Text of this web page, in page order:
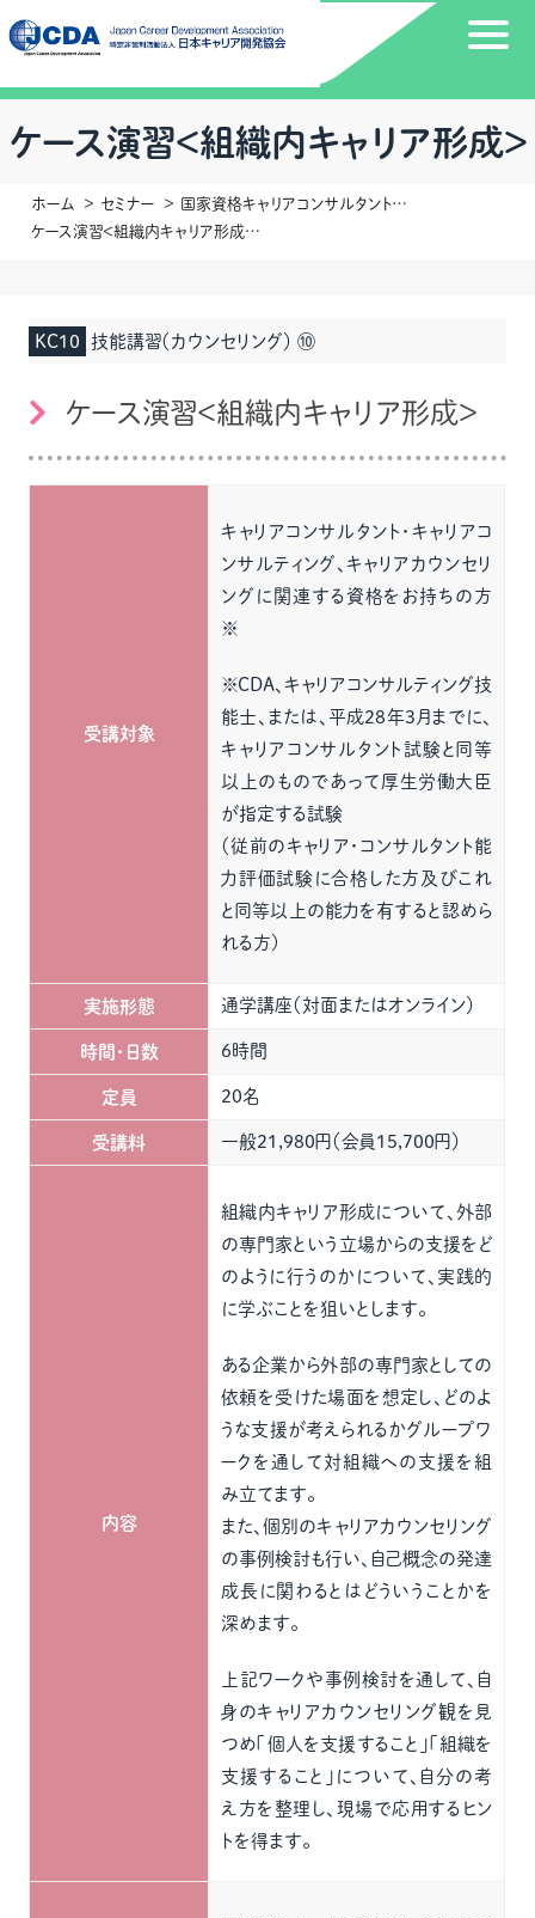
ケース演習＜組織内キャリア形成＞
ホーム セミナー
国家資格キャリアコンサルタント更新講習
ケース演習＜組織内キャリア形成＞
KC10 技能講習（カウンセリング） ⑩
ケース演習＜組織内キャリア形成＞
受講対象
キャリアコンサルタント・キャリアコ
ンサルティング、キャリアカウンセリ
ングに関連する資格をお持ちの方
※
※CDA、キャリアコンサルティング技
能士、または、平成28年3月までに、
キャリアコンサルタント試験と同等
以上のものであって厚生労働大臣
が指定する試験
（従前のキャリア・コンサルタント能
力評価試験に合格した方及びこれ
と同等以上の能力を有すると認めら
れる方)
実施形態 通学講座（対面またはオンライン）
時間・日数 6時間
定員 20名
受講料 一般21,980円（会員15,700円）
内容
組織内キャリア形成について、外部
の専門家という立場からの支援をど
のように行うのかについて、実践的
に学ぶことを狙いとします。
ある企業から外部の専門家としての
依頼を受けた場面を想定し、どのよ
うな支援が考えられるかグループワ
ークを通して対組織への支援を組
み立てます。
また、個別のキャリアカウンセリング
の事例検討も行い、自己概念の発達
成長に関わるとはどういうことかを
深めます。
上記ワークや事例検討を通して、自
身のキャリアカウンセリング観を見
つめ「個人を支援すること」「組織を
支援すること」について、自分の考
え方を整理し、現場で応用するヒン
トを得ます。